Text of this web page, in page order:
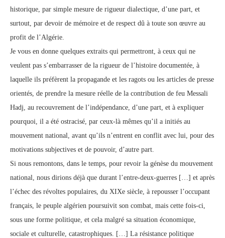
historique, par simple mesure de rigueur dialectique, d’une part, et
surtout, par devoir de mémoire et de respect dû à toute son œuvre au
profit de l’Algérie.
Je vous en donne quelques extraits qui permettront, à ceux qui ne
veulent pas s’embarrasser de la rigueur de l’histoire documentée, à
laquelle ils préfèrent la propagande et les ragots ou les articles de presse
orientés, de prendre la mesure réelle de la contribution de feu Messali
Hadj, au recouvrement de l’indépendance, d’une part, et à expliquer
pourquoi, il a été ostracisé, par ceux-là mêmes qu’il a initiés au
mouvement national, avant qu’ils n’entrent en conflit avec lui, pour des
motivations subjectives et de pouvoir, d’autre part.
Si nous remontons, dans le temps, pour revoir la génèse du mouvement
national, nous dirions déjà que durant l’entre-deux-guerres […] et après
l’échec des révoltes populaires, du XIXe siècle, à repousser l’occupant
français, le peuple algérien poursuivit son combat, mais cette fois-ci,
sous une forme politique, et cela malgré sa situation économique,
sociale et culturelle, catastrophiques. […] La résistance politique